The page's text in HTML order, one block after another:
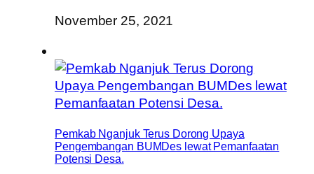
November 25, 2021
Pemkab Nganjuk Terus Dorong Upaya
Pengembangan BUMDes lewat Pemanfaatan
Potensi Desa.